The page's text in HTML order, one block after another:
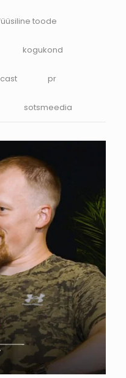
toode
kogukond
pr
sotsmeedia
on